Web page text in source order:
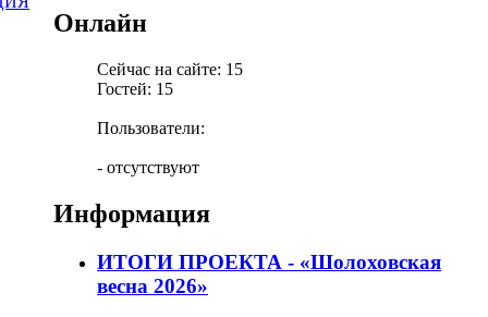
Онлайн
Сейчас на сайте: 15
Гостей: 15
Пользователи:
- отсутствуют
Информация
ИТОГИ ПРОЕКТА - «Шолоховская
весна 2026»